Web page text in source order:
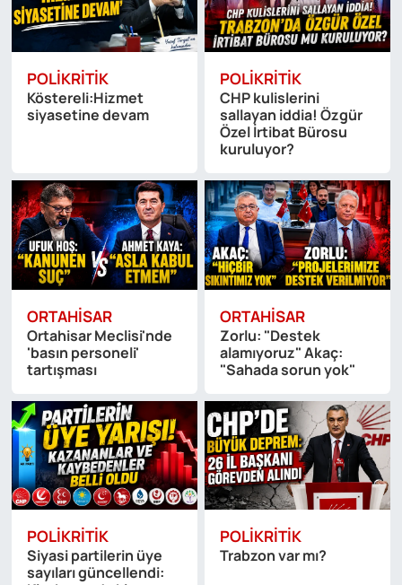
POLIKRITIK
Köstereli:Hizmet
siyasetine devam
POLIKRITIK
CHP kulislerini
sallayan iddia! Özgür
Özel İrtibat Bürosu
kuruluyor?
ORTAHISAR
Ortahisar Meclisi'nde
'basın personeli'
tartışması
ORTAHISAR
Zorlu: "Destek
alamıyoruz" Akaç:
"Sahada sorun yok"
POLIKRITIK
Siyasi partilerin üye
sayıları güncellendi:
POLIKRITIK
Trabzon var mı?